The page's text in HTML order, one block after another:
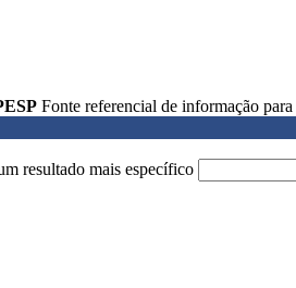
Fonte referencial de informação
resultado mais específico